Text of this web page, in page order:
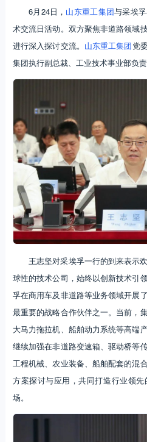
6月24日， 山东重工集团与采埃
术交流日活动。双方聚焦非道路领域
进行深入探讨交流。 山东重工集团党
集团执行副总裁、工业技术事业部负
王志坚对采埃孚一行的到来表示
球性的技术公司，始终以创新技术引
孚在商用车及非道路等业务领域开展
最重要的战略合作伙伴之一。当前，
大马力拖拉机、船舶动力系统等高端
继续加强在非道路变速箱、驱动桥等
工程机械、农业装备、船舶配套的混
方案探讨与应用，共同打造行业领
场。